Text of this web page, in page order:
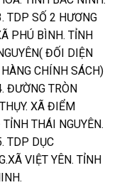
TDP SỐ 2 HƯƠNG
PHÚ BÌNH. TỈNH
ĐỐI DIỆN
CHÍNH SÁCH)
ĐƯỜNG TRÒN
XÃ ĐIỂM
TỈNH THÁI NGUYÊN.
TDP DỤC
VIỆT YÊN. TỈNH